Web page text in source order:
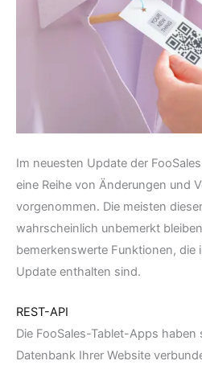
Im neuesten Update der
eine Reihe von Änderungen und
vorgenommen. Die meisten
wahrscheinlich unbemerkt
bemerkenswerte Funktionen, die
Update enthalten sind.
REST-API
Die FooSales-Tablet-Apps
Datenbank Ihrer Website